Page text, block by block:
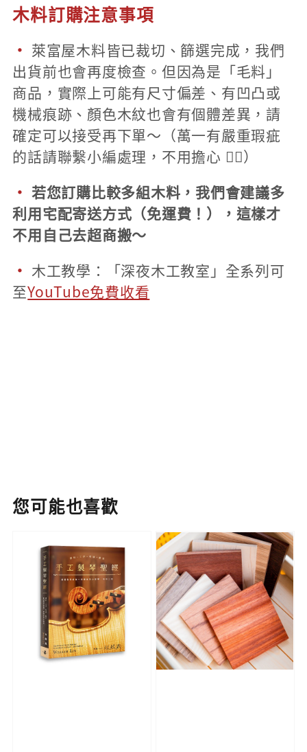
木料訂購注意事項
· 萊富屋木料皆已裁切、篩選完成，我們
出貨前也會再度檢查。但因為是「毛料」
商品，實際上可能有尺寸偏差、有凹凸或
機械痕跡、顏色木紋也會有個體差異，請
確定可以接受再下單～（萬一有嚴重瑕疵
的話請聯繫小編處理，不用擔心 👌🏻）
· 若您訂購比較多組木料，我們會建議多
利用宅配寄送方式 （免運費！），這樣才
不用自己去超商搬～
· 木工教學：「深夜木工教室」全系列可
至YouTube免費收看
您可能也喜歡